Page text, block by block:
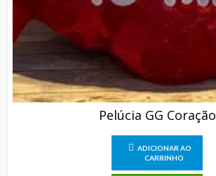
Pelúcia GG Coração
ADICIONAR AO
CARRINHO